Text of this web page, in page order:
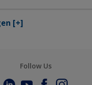
[+]
Follow Us